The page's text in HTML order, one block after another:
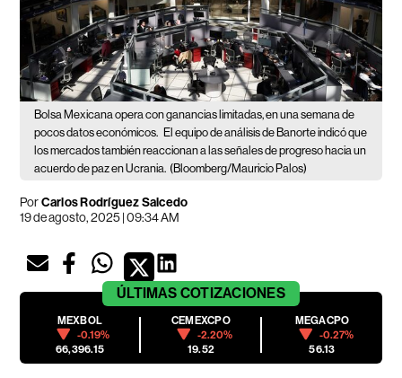
Bolsa Mexicana opera con ganancias limitadas, en una semana de
pocos datos económicos. El equipo de análisis de Banorte indicó que
los mercados también reaccionan a las señales de progreso hacia un
acuerdo de paz en Ucrania. (Bloomberg/Mauricio Palos)
PorCarlos Rodríguez Salcedo
19 de agosto, 2025 | 09:34 AM
ÚLTIMAS COTIZACIONES
MEXBOL
-0.19%
66,396.15
CEMEXCPO
-2.20%
19.52
MEGACPO
-0.27%
56.13